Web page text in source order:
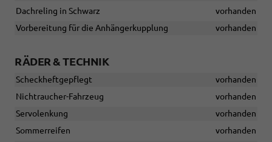
Dachreling in Schwarz
vorhanden
Vorbereitung für die Anhängerkupplung
vorhanden
RÄDER & TECHNIK
Scheckheftgepflegt
vorhanden
Nichtraucher-Fahrzeug
vorhanden
Servolenkung
vorhanden
Sommerreifen
vorhanden